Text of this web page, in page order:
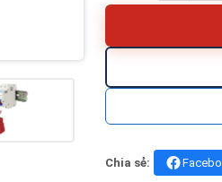
Chia sẻ: